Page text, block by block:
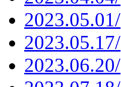
2023.05.01/
2023.05.17/
2023.06.20/